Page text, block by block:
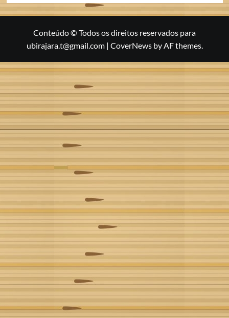
Conteúdo © Todos os direitos reservados para
ubirajara.t@gmail.com | CoverNewsby AF themes.